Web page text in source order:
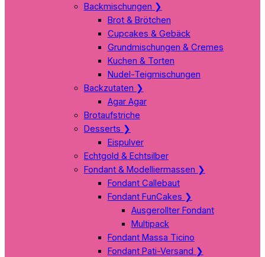
Backmischungen ❯
Brot & Brötchen
Cupcakes & Gebäck
Grundmischungen & Cremes
Kuchen & Torten
Nudel-Teigmischungen
Backzutaten ❯
Agar Agar
Brotaufstriche
Desserts ❯
Eispulver
Echtgold & Echtsilber
Fondant & Modelliermassen ❯
Fondant Callebaut
Fondant FunCakes ❯
Ausgerollter Fondant
Multipack
Fondant Massa Ticino
Fondant Pati-Versand ❯